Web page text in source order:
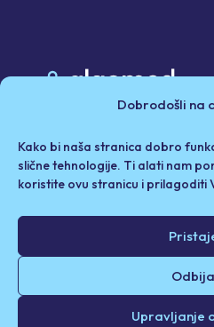
Dobrodošli na
Kako bi naša stranica dobro
slične tehnologije. Ti alati nam
koristite ovu stranicu i prilagoditi
Upravljanje
Politika privatnosti i
Odricanje od
© 2026. Algomed d.o.o.